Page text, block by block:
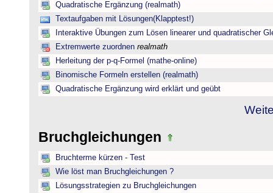
Quadratische Ergänzung (realmath)
Textaufgaben mit Lösungen(Klapptest!)
Interaktive Übungen zum Lösen linearer und quadratischer
Extremwerte zuordnen realmath
Herleitung der p-q-Formel (mathe-online)
Binomische Formeln erstellen (realmath)
Quadratische Ergänzung wird erklärt und geübt
Bruchgleichungen
Bruchterme kürzen - Test
Wie löst man Bruchgleichungen ?
Lösungsstrategien zu Bruchgleichungen